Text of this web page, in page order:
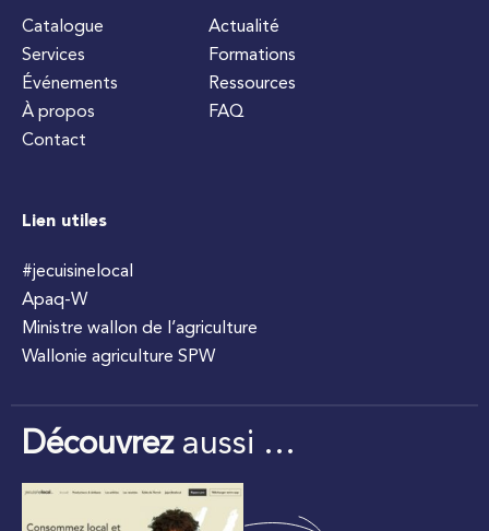
Catalogue
Services
Événements
À propos
Contact
Actualité
Formations
Ressources
FAQ
Lien utiles
#jecuisinelocal
Apaq-W
Ministre wallon de l’agriculture
Wallonie agriculture SPW
Découvrezaussi …